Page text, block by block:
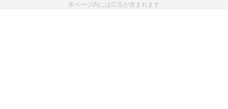
本ページ内には広告が含まれます